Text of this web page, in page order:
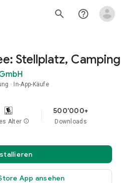
search help_outline
Stellplatz, Camping
In-App-Käufe
Alter info
500'000+
Downloads
App ansehen